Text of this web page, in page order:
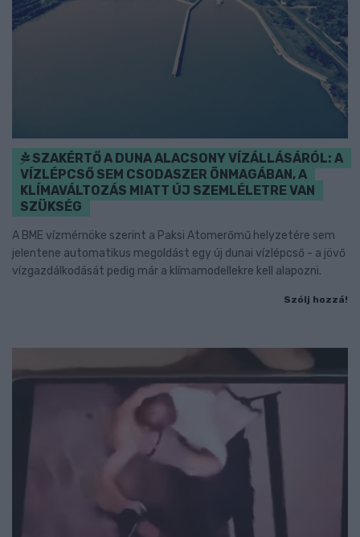
SZAKÉRTŐ A DUNA ALACSONY VÍZÁLLÁSÁRÓL: A
VÍZLÉPCSŐ SEM CSODASZER ÖNMAGÁBAN, A
KLÍMAVÁLTOZÁS MIATT ÚJ SZEMLÉLETRE VAN
SZÜKSÉG
A BME vízmérnöke szerint a Paksi Atomerőmű helyzetére sem
jelentene automatikus megoldást egy új dunai vízlépcső - a jövő
vízgazdálkodását pedig már a klímamodellekre kell alapozni.
Szólj hozzá!